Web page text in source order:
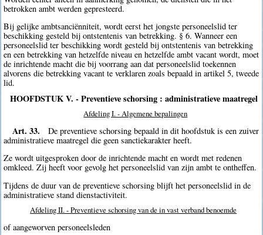
betrokken ambt werden gepresteerd.
Bij gelijke ambtsanciënniteit, wordt eerst het jongste personeelslid ter
beschikking gesteld bij ontstentenis van betrekking. § 6. Wanneer een
personeelslid ter beschikking wordt gesteld bij ontstentenis van betrekking
en een betrekking van hetzelfde niveau en hetzelfde ambt vacant wordt, moet
de inrichtende macht die bij voorrang aan dat personeelslid toekennen
alvorens die betrekking vacant te verklaren zoals bepaald in artikel 5, tweede
lid.
HOOFDSTUK V. - Preventieve schorsing : administratieve maatregel
Afdeling I. - Algemene bepalingen
Art. 33.
De preventieve schorsing bepaald in dit hoofdstuk is een zuiver
administratieve maatregel die geen sanctiekarakter heeft.
Ze wordt uitgesproken door de inrichtende macht en wordt met redenen
omkleed. Zij heeft voor gevolg het personeelslid van zijn ambt te ontheffen.
Tijdens de duur van de preventieve schorsing blijft het personeelslid in de
administratieve stand dienstactiviteit.
Afdeling II. - Preventieve schorsing van de in vast verband benoemde
of aangeworven personeelsleden